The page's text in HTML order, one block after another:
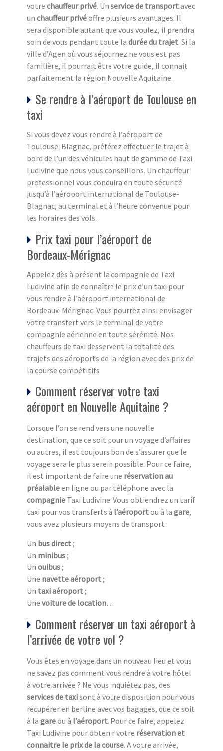
votre chauffeur privé. Un service de transportavec
un chauffeur privéoffre plusieurs avantages. Il
sera disponible autant que vous voulez, il prendra
soin de vous pendant toute la durée du trajet. Si la
ville d’Agen où vous séjournez ne vous est pas
familière, il pourrait être votre guide, il connait
parfaitement la région Nouvelle Aquitaine.
Se rendre à l’aéroport de Toulouse en
taxi
Si vous devez vous rendre à l’aéroport de
Toulouse-Blagnac, préférez effectuer le trajet à
bord de l’un des véhicules haut de gamme de Taxi
Ludivine que nous vous conseillons. Un chauffeur
professionnel vous conduira en toute sécurité
jusqu’à l’aéroport international de Toulouse-
Blagnac, au terminal et à l’heure convenue pour
les horaires des vols.
Prix taxi pour l’aéroport de
Bordeaux-Mérignac
Appelez dès à présent la compagnie de Taxi
Ludivine afin de connaître le prix d’un taxi pour
vous rendre à l’aéroport international de
Bordeaux-Mérignac. Vous pourrez ainsi envisager
votre transfert vers le terminal de votre
compagnie aérienne en toute sérénité. Nos
chauffeurs de taxi desservent la totalité des
trajets des aéroports de la région avec des prix de
la course compétitifs
Comment réserver votre taxi
aéroport en Nouvelle Aquitaine ?
Lorsque l’on se rend vers une nouvelle
destination, que ce soit pour un voyage d’affaires
ou autres, il est toujours bon de s’assurer que le
voyage sera le plus serein possible. Pour ce faire,
il est important de faire une réservation au
préalableen ligne ou par téléphone avec la
compagnie Taxi Ludivine. Vous obtiendrez un tarif
taxi pour vos transferts à l’aéroportou à la gare,
vous avez plusieurs moyens de transport :
Un bus direct;
Un minibus;
Un ouibus;
Une navette aéroport;
Un taxi aéroport;
Une voiture de location…
Comment réserver un taxi aéroport à
l’arrivée de votre vol ?
Vous êtes en voyage dans un nouveau lieu et vous
ne savez pas comment vous rendre à votre hôtel
à votre arrivée ? Ne vous inquiétez pas, des
services de taxisont à votre disposition pour vous
récupérer en berline avec vos bagages, que ce soit
à la gareou à l’aéroport. Pour ce faire, appelez
Taxi Ludivine pour obtenir votre réservation et
connaitre le prix de la course. A votre arrivée,